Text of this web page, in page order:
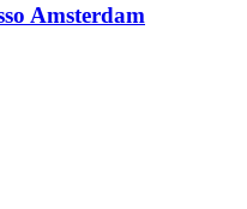
Amsterdam